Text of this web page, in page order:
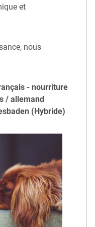
et
nous
- nourriture
/ allemand
(Hybride)